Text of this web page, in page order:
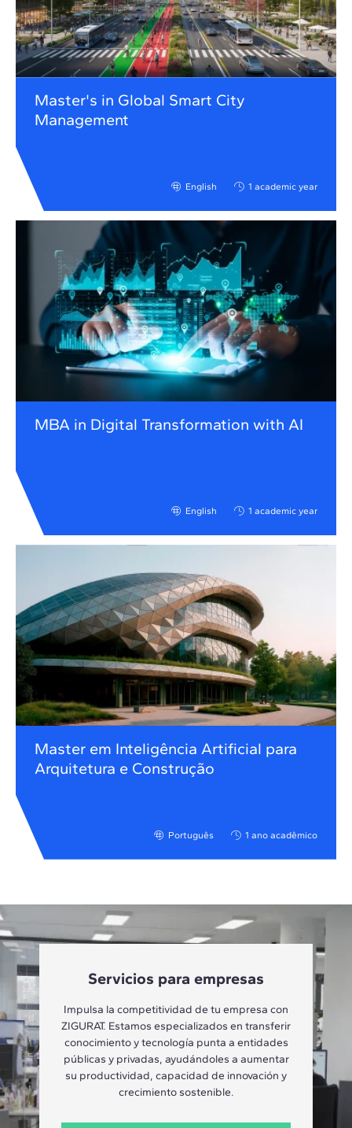
Master's in Global Smart City
Management
English 1 academic year
MBA in Digital Transformation with AI
English 1 academic year
Master em Inteligência Artificial para
Arquitetura e Construção
Português 1 ano acadêmico
Servicios para empresas
Impulsa la competitividad de tu empresa con
ZIGURAT. Estamos especializados en transferir
conocimiento y tecnología punta a entidades
públicas y privadas, ayudándoles a aumentar
su productividad, capacidad de innovación y
crecimiento sostenible.